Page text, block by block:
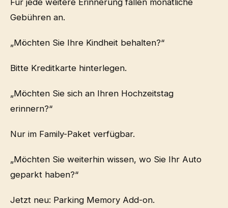
Für jede weitere Erinnerung fallen monatliche
Gebühren an.
„Möchten Sie Ihre Kindheit behalten?“
Bitte Kreditkarte hinterlegen.
„Möchten Sie sich an Ihren Hochzeitstag
erinnern?“
Nur im Family-Paket verfügbar.
„Möchten Sie weiterhin wissen, wo Sie Ihr Auto
geparkt haben?“
Jetzt neu: Parking Memory Add-on.